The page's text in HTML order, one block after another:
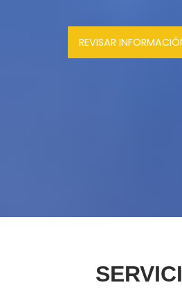
REVISAR